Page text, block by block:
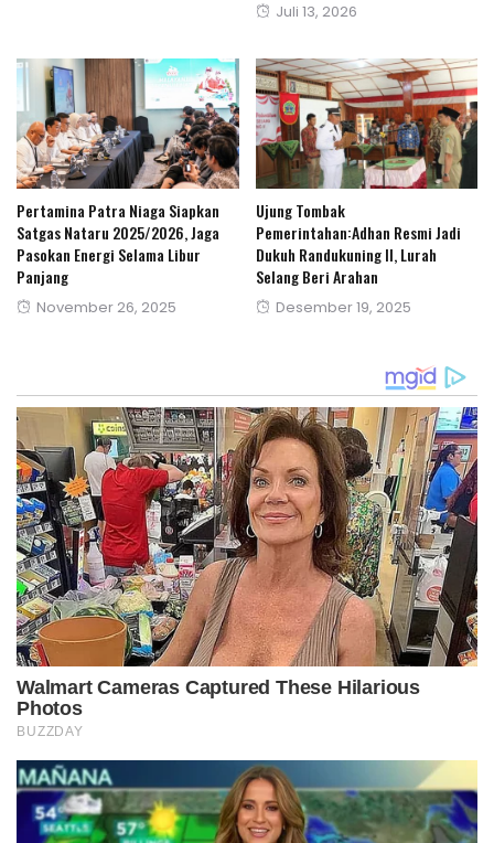
Posted
Juli 13, 2026
Pertamina Patra Niaga Siapkan
Satgas Nataru 2025/2026, Jaga
Pasokan Energi Selama Libur
Panjang
Posted
November 26, 2025
Ujung Tombak
Pemerintahan:Adhan Resmi Jadi
Dukuh Randukuning II, Lurah
Selang Beri Arahan
Posted
Desember 19, 2025